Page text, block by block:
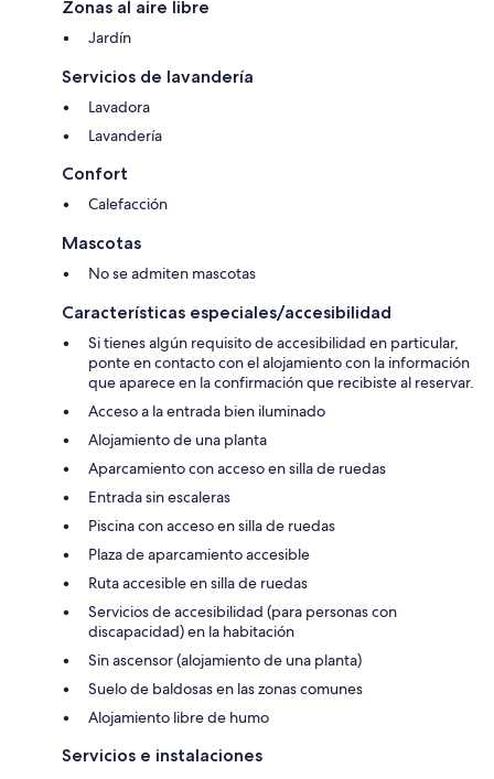
Zonas al aire libre
Jardín
Servicios de lavandería
Lavadora
Lavandería
Confort
Calefacción
Mascotas
No se admiten mascotas
Características especiales/accesibilidad
Si tienes algún requisito de accesibilidad en particular,
ponte en contacto con el alojamiento con la información
que aparece en la confirmación que recibiste al reservar.
Acceso a la entrada bien iluminado
Alojamiento de una planta
Aparcamiento con acceso en silla de ruedas
Entrada sin escaleras
Piscina con acceso en silla de ruedas
Plaza de aparcamiento accesible
Ruta accesible en silla de ruedas
Servicios de accesibilidad (para personas con
discapacidad) en la habitación
Sin ascensor (alojamiento de una planta)
Suelo de baldosas en las zonas comunes
Alojamiento libre de humo
Servicios e instalaciones